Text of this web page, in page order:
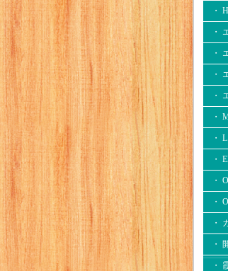
・
・
・
・
・
・
・
・
・
・
・
・
・